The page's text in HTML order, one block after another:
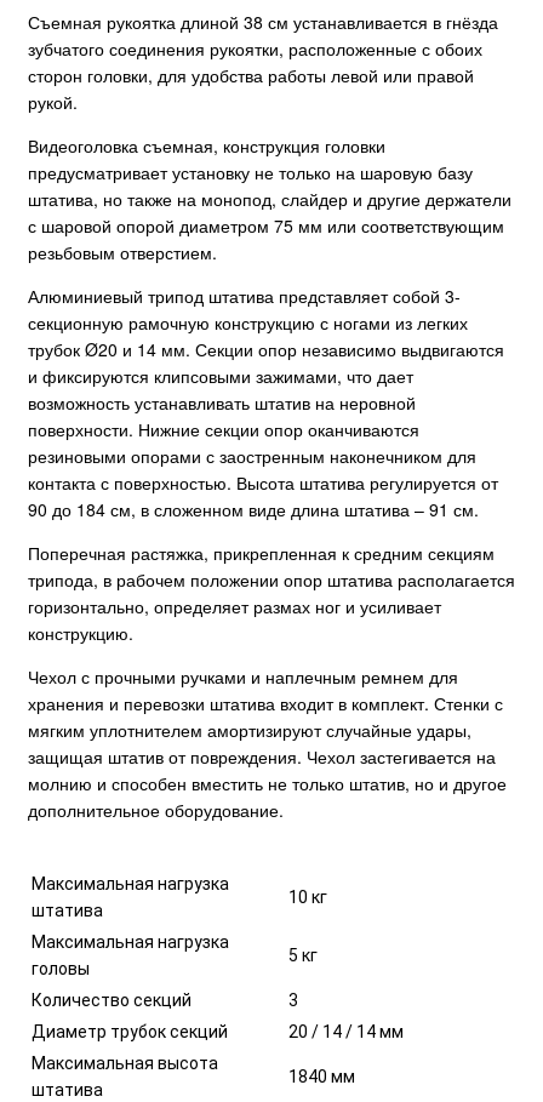
Съемная рукоятка длиной 38 см устанавливается в гнёзда
зубчатого соединения рукоятки, расположенные с обоих
сторон головки, для удобства работы левой или правой
рукой.
Видеоголовка съемная, конструкция головки
предусматривает установку не только на шаровую базу
штатива, но также на монопод, слайдер и другие держатели
с шаровой опорой диаметром 75 мм или соответствующим
резьбовым отверстием.
Алюминиевый трипод штатива представляет собой 3-
секционную рамочную конструкцию с ногами из легких
трубок Ø20 и 14 мм. Секции опор независимо выдвигаются
и фиксируются клипсовыми зажимами, что дает
возможность устанавливать штатив на неровной
поверхности. Нижние секции опор оканчиваются
резиновыми опорами с заостренным наконечником для
контакта с поверхностью. Высота штатива регулируется от
90 до 184 см, в сложенном виде длина штатива – 91 см.
Поперечная растяжка, прикрепленная к средним секциям
трипода, в рабочем положении опор штатива располагается
горизонтально, определяет размах ног и усиливает
конструкцию.
Чехол с прочными ручками и наплечным ремнем для
хранения и перевозки штатива входит в комплект. Стенки с
мягким уплотнителем амортизируют случайные удары,
защищая штатив от повреждения. Чехол застегивается на
молнию и способен вместить не только штатив, но и другое
дополнительное оборудование.
Максимальная нагрузка
штатива
10 кг
Максимальная нагрузка
головы
5 кг
Количество секций
3
Диаметр трубок секций
20 / 14 / 14 мм
Максимальная высота
штатива
1840 мм